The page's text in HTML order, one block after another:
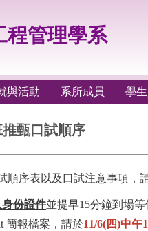
程管理學系
與活動 系所成員 學
甄口試順序
順序表以及口試注意事項，
份證件並提早15分鐘到場等
簡報檔案，請於11/6(四)中午